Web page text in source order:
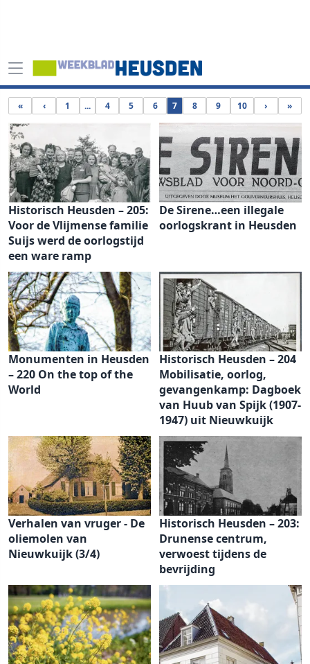
« ‹ 1 ... 4 5 6 7 8 9 10 › »
Historisch Heusden – 205:
Voor de Vlijmense familie
Suijs werd de oorlogstijd
een ware ramp
De Sirene…een illegale
oorlogskrant in Heusden
Monumenten in Heusden
– 220 On the top of the
World
Historisch Heusden – 204
Mobilisatie, oorlog,
gevangenkamp: Dagboek
van Huub van Spijk (1907-
1947) uit Nieuwkuijk
Verhalen van vruger - De
oliemolen van
Nieuwkuijk (3/4)
Historisch Heusden – 203:
Drunense centrum,
verwoest tijdens de
bevrijding